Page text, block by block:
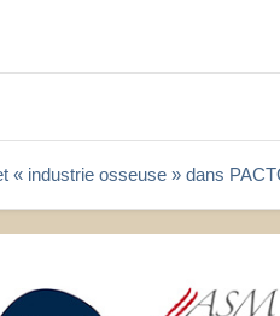
osseuse » dans PACTOLS